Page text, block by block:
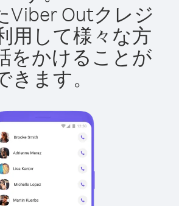
Viber Outクレジ
用して様々な方
をかけることが
きます。